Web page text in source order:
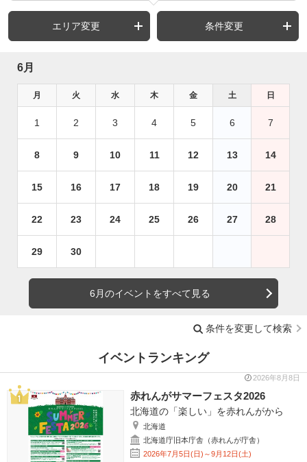
エリア変更 条件変更
6月
月 火 水 木 金 土 日
1 2 3 4 5 6 7
8 9 10 11 12 13 14
15 16 17 18 19 20 21
22 23 24 25 26 27 28
29 30
6月のイベントをすべて見る
条件を変更して検索
イベントランキング
2026年8月8日
赤れんがサマーフェスタ2026
北海道の「楽しい」を赤れんがから
北海道
北海道庁旧本庁舎（赤れんが庁舎）
2026年7月5日(日)～9月12日(土)